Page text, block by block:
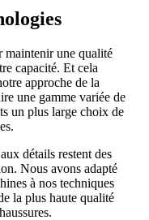
maintenir une qualité
capacité. Et cela
approche de la
une gamme variée de
un plus large choix de
détails restent des
Nous avons adapté
à nos techniques
la plus haute qualité